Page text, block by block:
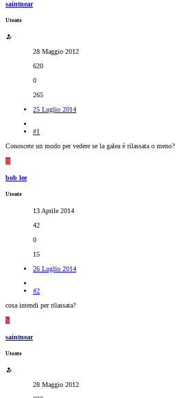
saintnear
Utente
28 Maggio 2012
620
0
265
25 Luglio 2014
#1
Conoscete un modo per vedere se la galea è rilassata o meno?
B
bob lee
Utente
13 Aprile 2014
42
0
15
26 Luglio 2014
#2
cosa intendi per rilassata?
S
saintnear
Utente
28 Maggio 2012